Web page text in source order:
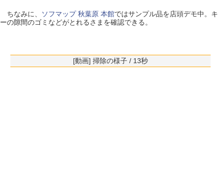
ちなみに、 ソフマップ 秋葉原 本館ではサンプル品を店頭デモ中。キ
ーの隙間のゴミなどがとれるさまを確認できる。
[動画] 掃除の様子 / 13秒